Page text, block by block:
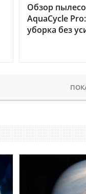
Обзор
AquaCycle
уборка без